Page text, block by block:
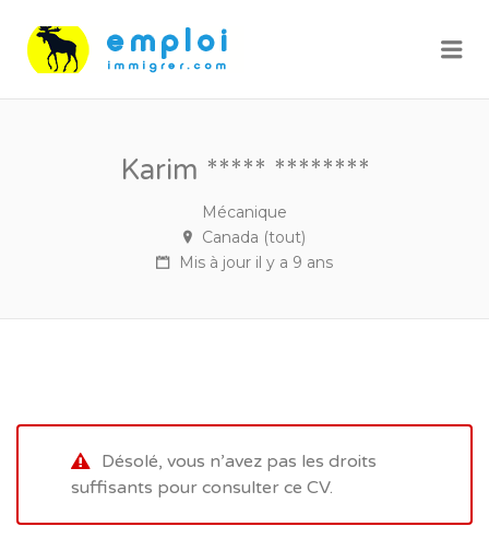
Karim ***** ********
Mécanique
Canada (tout)
Mis à jour il y a 9 ans
Désolé, vous n’avez pas les droits
suffisants pour consulter ce CV.